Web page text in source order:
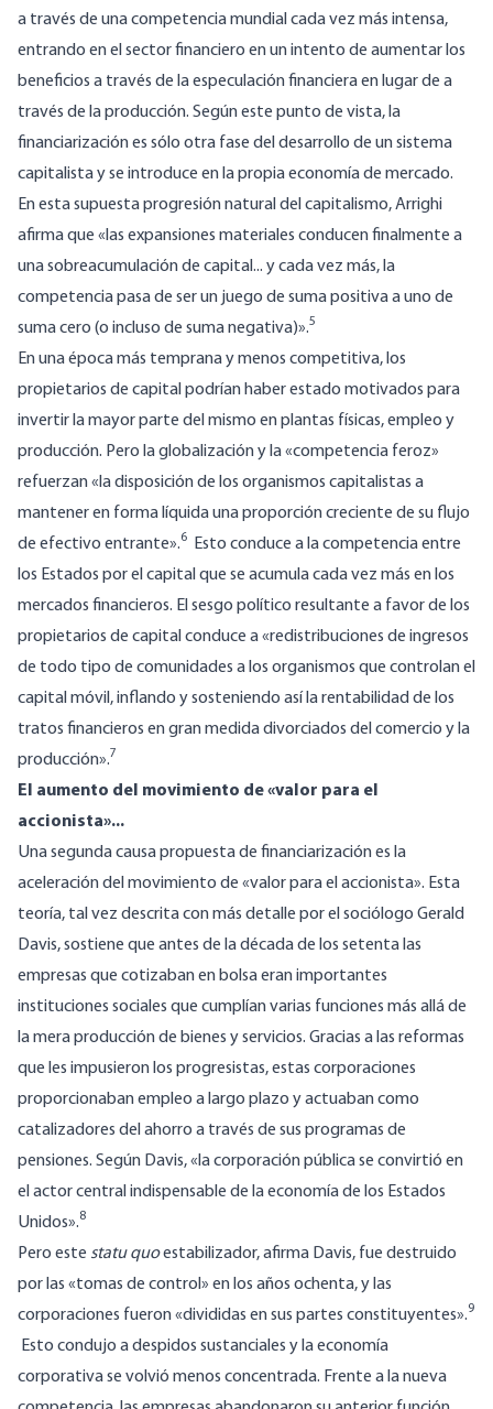
a través de una competencia mundial cada vez más intensa,
entrando en el sector financiero en un intento de aumentar los
beneficios a través de la especulación financiera en lugar de a
través de la producción. Según este punto de vista, la
financiarización es sólo otra fase del desarrollo de un sistema
capitalista y se introduce en la propia economía de mercado.
En esta supuesta progresión natural del capitalismo, Arrighi
afirma que «las expansiones materiales conducen finalmente a
una sobreacumulación de capital... y cada vez más, la
competencia pasa de ser un juego de suma positiva a uno de
suma cero (o incluso de suma negativa)».5
En una época más temprana y menos competitiva, los
propietarios de capital podrían haber estado motivados para
invertir la mayor parte del mismo en plantas físicas, empleo y
producción. Pero la globalización y la «competencia feroz»
refuerzan «la disposición de los organismos capitalistas a
mantener en forma líquida una proporción creciente de su flujo
de efectivo entrante».6 Esto conduce a lacompetenciaentre
los Estados por el capital que se acumula cada vez más en los
mercados financieros. El sesgo político resultante a favor de los
propietarios de capital conduce a «redistribuciones de ingresos
de todo tipo de comunidades a los organismos que controlan el
capital móvil, inflando y sosteniendo así la rentabilidad de los
tratos financieros en gran medida divorciados del comercio y la
producción».7
El aumento del movimiento de «valor para el
accionista»...
Una segunda causa propuesta de financiarización es la
aceleración del movimiento de «valor para el accionista». Esta
teoría, tal vez descrita con más detalle por el sociólogo Gerald
Davis, sostiene que antes de la década de los setenta las
empresas que cotizaban en bolsa eran importantes
instituciones sociales que cumplían varias funciones más allá de
la mera producción de bienes y servicios. Gracias a las reformas
que les impusieron los progresistas, estas corporaciones
proporcionaban empleo a largo plazo y actuaban como
catalizadores del ahorro a través de sus programas de
pensiones. Según Davis, «la corporación pública se convirtió en
el actor central indispensable de la economía de los Estados
Unidos».8
Pero este statu quoestabilizador, afirma Davis, fue destruido
por las «tomas de control» en los años ochenta, y las
corporaciones fueron «divididas en sus partes constituyentes».9
Esto condujo a despidos sustanciales y la economía
corporativa se volvió menos concentrada. Frente a la nueva